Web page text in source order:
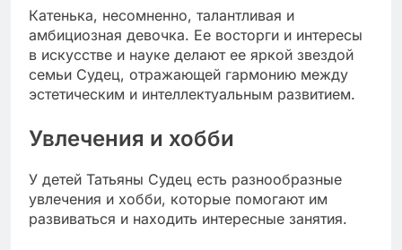
Катенька, несомненно, талантливая и
амбициозная девочка. Ее восторги и интересы
в искусстве и науке делают ее яркой звездой
семьи Судец, отражающей гармонию между
эстетическим и интеллектуальным развитием.
Увлечения и хобби
У детей Татьяны Судец есть разнообразные
увлечения и хобби, которые помогают им
развиваться и находить интересные занятия.